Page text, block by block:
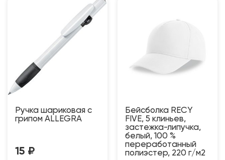
Ручка шариковая с
грипом ALLEGRA
15 ₽
Бейсболка RECY
FIVE, 5 клиньев,
застежка-липучка,
белый, 100 %
переработанный
полиэстер, 220 г/м2